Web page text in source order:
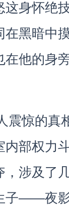
身怀绝
在黑暗中
他的身
震惊的真
部权力
涉及了
子——夜